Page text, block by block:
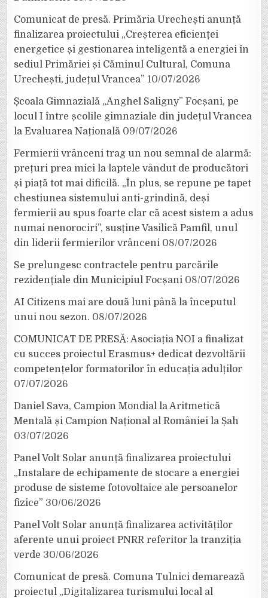
Comunicat de presă. Primăria Urechești anunță
finalizarea proiectului „Creșterea eficienței
energetice și gestionarea inteligentă a energiei în
sediul Primăriei și Căminul Cultural, Comuna
Urechești, județul Vrancea” 10/07/2026
Școala Gimnazială „Anghel Saligny” Focșani, pe
locul I între școlile gimnaziale din județul Vrancea
la Evaluarea Națională 09/07/2026
Fermierii vrânceni trag un nou semnal de alarmă:
prețuri prea mici la laptele vândut de producători
și piață tot mai dificilă. „În plus, se repune pe tapet
chestiunea sistemului anti-grindină, deși
fermierii au spus foarte clar că acest sistem a adus
numai nenorociri”, susține Vasilică Pamfil, unul
din liderii fermierilor vrânceni 08/07/2026
Se prelungesc contractele pentru parcările
rezidențiale din Municipiul Focșani 08/07/2026
AI Citizens mai are două luni până la începutul
unui nou sezon. 08/07/2026
COMUNICAT DE PRESĂ: Asociația NOI a finalizat
cu succes proiectul Erasmus+ dedicat dezvoltării
competențelor formatorilor în educația adulților
07/07/2026
Daniel Sava, Campion Mondial la Aritmetică
Mentală și Campion Național al României la Șah
03/07/2026
Panel Volt Solar anunță finalizarea proiectului
„Instalare de echipamente de stocare a energiei
produse de sisteme fotovoltaice ale persoanelor
fizice” 30/06/2026
Panel Volt Solar anunță finalizarea activităților
aferente unui proiect PNRR referitor la tranziția
verde 30/06/2026
Comunicat de presă. Comuna Tulnici demarează
proiectul „Digitalizarea turismului local al